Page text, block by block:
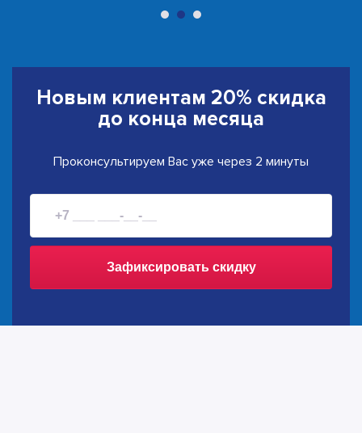
Новым клиентам 20% скидка
до конца месяца
Проконсультируем Вас уже через 2 минуты
Зафиксировать скидку